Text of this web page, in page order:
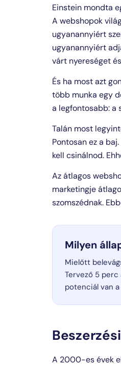
Einstein mondta
A webshopok
ugyanannyiért
ugyanannyiért
várt nyereséget
És ha most azt
több munka egy
a legfontosabb: a
Talán most
Pontosan ez a
kell csinálnod.
Az átlagos
marketingje
szomszédnak.
Milyen
Mielőtt
Tervező 5
potenciál van
A 2000-es évek